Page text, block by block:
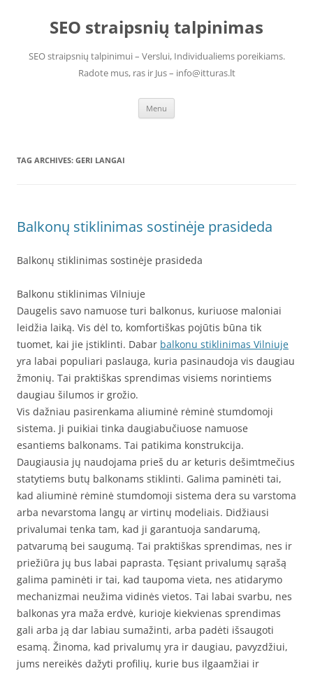
contentSEO straipsnių talpinimas
SEO straipsnių talpinimui – Verslui, Individualiems poreikiams.
Radote mus, ras ir Jus – info@itturas.lt
Menu
TAG ARCHIVES: GERI LANGAI
Balkonų stiklinimas sostinėje prasideda
Balkonų stiklinimas sostinėje prasideda
Balkonu stiklinimas Vilniuje
Daugelis savo namuose turi balkonus, kuriuose maloniai
leidžia laiką. Vis dėl to, komfortiškas pojūtis būna tik
tuomet, kai jie įstiklinti. Dabar balkonu stiklinimas Vilniuje
yra labai populiari paslauga, kuria pasinaudoja vis daugiau
žmonių. Tai praktiškas sprendimas visiems norintiems
daugiau šilumos ir grožio.
Vis dažniau pasirenkama aliuminė rėminė stumdomoji
sistema. Ji puikiai tinka daugiabučiuose namuose
esantiems balkonams. Tai patikima konstrukcija.
Daugiausia jų naudojama prieš du ar keturis dešimtmečius
statytiems butų balkonams stiklinti. Galima paminėti tai,
kad aliuminė rėminė stumdomoji sistema dera su varstoma
arba nevarstoma langų ar virtinų modeliais. Didžiausi
privalumai tenka tam, kad ji garantuoja sandarumą,
patvarumą bei saugumą. Tai praktiškas sprendimas, nes ir
priežiūra jų bus labai paprasta. Tęsiant privalumų sąrašą
galima paminėti ir tai, kad taupoma vieta, nes atidarymo
mechanizmai neužima vidinės vietos. Tai labai svarbu, nes
balkonas yra maža erdvė, kurioje kiekvienas sprendimas
gali arba ją dar labiau sumažinti, arba padėti išsaugoti
esamą. Žinoma, kad privalumų yra ir daugiau, pavyzdžiui,
jums nereikės dažyti profilių, kurie bus ilgaamžiai ir